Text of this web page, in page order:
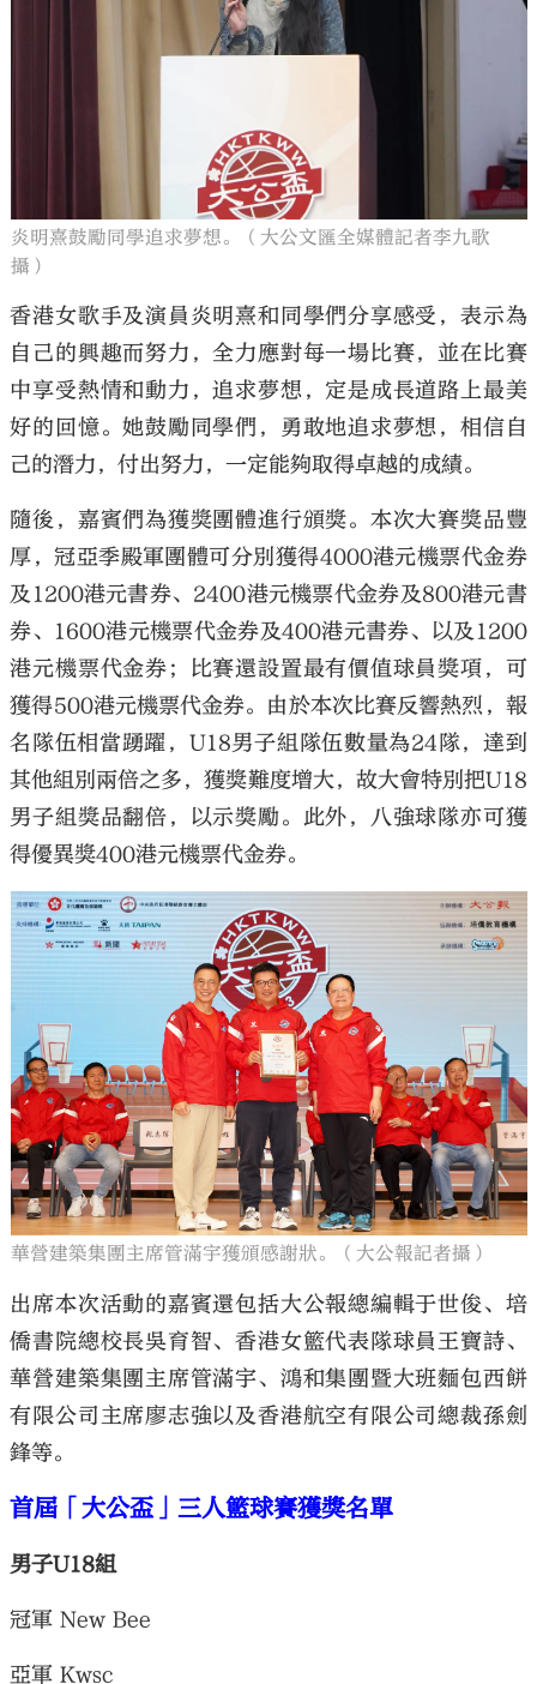
炎明熹鼓勵同學追求夢想。（大公文匯全媒體記者李九歌
攝）
香港女歌手及演員炎明熹和同學們分享感受，表示為
自己的興趣而努力，全力應對每一場比賽，並在比賽
中享受熱情和動力，追求夢想，定是成長道路上最美
好的回憶。她鼓勵同學們，勇敢地追求夢想，相信自
己的潛力，付出努力，一定能夠取得卓越的成績。
隨後，嘉賓們為獲獎團體進行頒獎。本次大賽獎品豐
厚，冠亞季殿軍團體可分別獲得4000港元機票代金券
及1200港元書券、2400港元機票代金券及800港元書
券、1600港元機票代金券及400港元書券、以及1200
港元機票代金券；比賽還設置最有價值球員獎項，可
獲得500港元機票代金券。由於本次比賽反響熱烈，報
名隊伍相當踴躍，U18男子組隊伍數量為24隊，達到
其他組別兩倍之多，獲獎難度增大，故大會特別把U18
男子組獎品翻倍，以示獎勵。此外，八強球隊亦可獲
得優異獎400港元機票代金券。
華營建築集團主席管滿宇獲頒感謝狀。（大公報記者攝）
出席本次活動的嘉賓還包括大公報總編輯于世俊、培
僑書院總校長吳育智、香港女籃代表隊球員王寶詩、
華營建築集團主席管滿宇、鴻和集團暨大班麵包西餅
有限公司主席廖志強以及香港航空有限公司總裁孫劍
鋒等。
首屆「大公盃」三人籃球賽獲獎名單
男子U18組
冠軍 New Bee
亞軍 Kwsc